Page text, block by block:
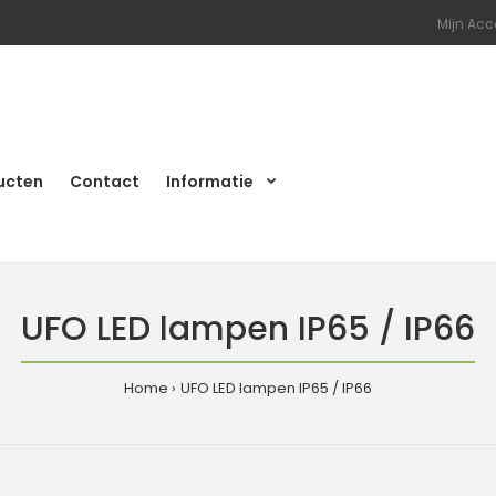
Mijn
Contact Informatie
UFO LED lampen IP65 / IP66
Home UFO LED lampen IP65 / IP66